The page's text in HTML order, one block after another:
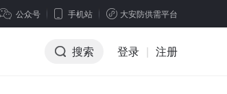
公众号 手机站 大安防供需平台
搜索 登录 | 注册